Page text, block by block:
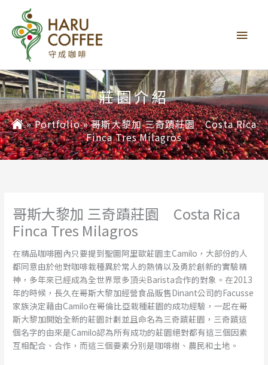
要
單
莊園介紹
»Portfolio»哥斯大黎加 三奇蹟莊園 Costa Rica
Finca Tres Milagros
哥斯大黎加 三奇蹟莊園 Costa Rica
Finca Tres Milagros
在精品咖啡圈內只要提到聖圖阿里歐莊園主Camilo，大部份的人
都同意由於他對咖啡栽種異於常人的熱情以及勇於創新的實驗精
神，多年來已經成為全世界眾多頂尖Barista合作的對象。在2013
年的時候，長久在哥斯大黎加經營食品販售Dinant公司的Facusse
家族決定藉由Camilo在哥倫比亞栽種莊園的成功經驗，一起在哥
斯大黎加開始全新的莊園計劃並且命名為三奇蹟莊園，三奇蹟這
個名字的由來是Camilo認為所有成功的莊園絕對都有這三個因素
互相配合、合作，而這三個要素分別是咖啡樹、農民和土地。